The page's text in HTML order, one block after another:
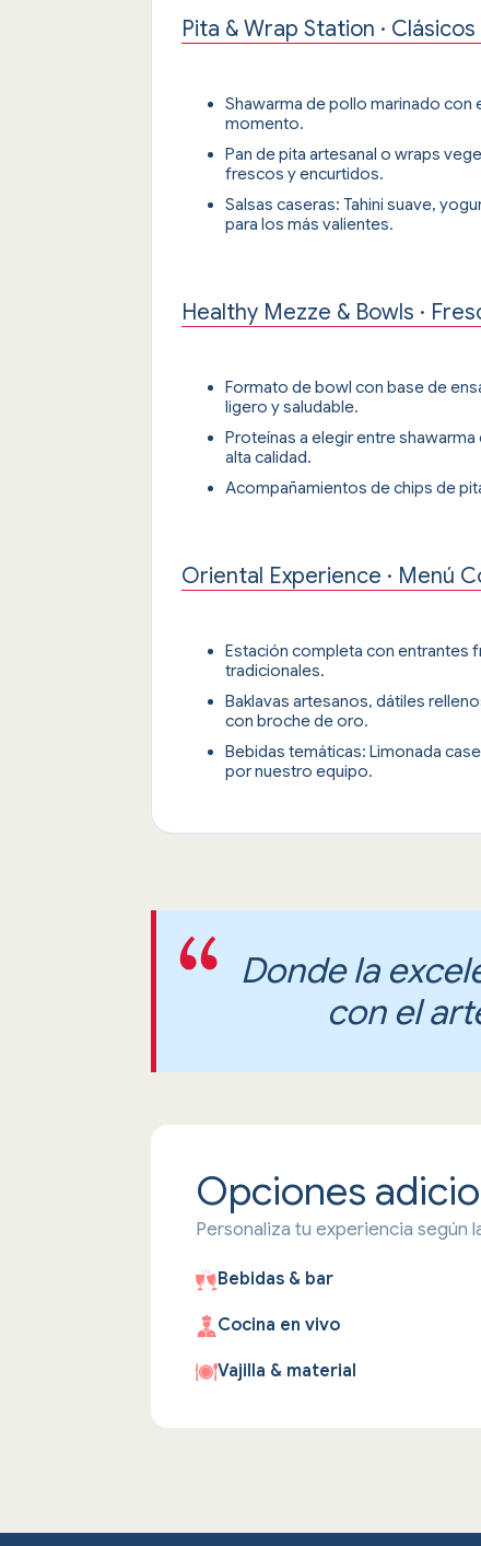
Pita & Wrap Station ·
Shawarma de pollo marinado con
momento.
Pan de pita artesanal o wraps
frescos y encurtidos.
Salsas caseras: Tahini suave,
para los más valientes.
Healthy Mezze & Bowls ·
Formato de bowl con base de
ligero y saludable.
Proteínas a elegir entre
alta calidad.
Acompañamientos de chips de
Oriental Experience · Menú
Estación completa con entrantes
tradicionales.
Baklavas artesanos, dátiles
con broche de oro.
Bebidas temáticas: Limonada
por nuestro equipo.
Donde la
con el
Opciones
Personaliza tu experiencia según
Bebidas & bar
Cocina en vivo
Vajilla & material